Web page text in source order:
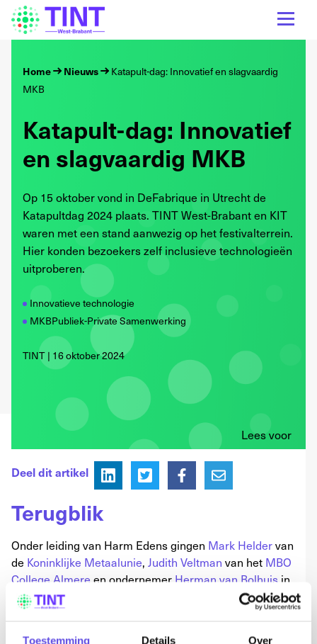
Toestemming Details Over
Home Nieuws
Katapult-dag: Innovatief en slagvaardig
MKB
Katapult-dag: Innovatief
en slagvaardig MKB
Op 15 oktober vond in DeFabrique in Utrecht de
Katapultdag 2024 plaats. TINT West-Brabant en KIT
waren met een stand aanwezig op het festivalterrein.
Hier konden bezoekers zelf inclusieve technologieën
uitproberen.
Innovatieve technologie
MKBPubliek-Private Samenwerking
TINT 16 oktober 2024
Lees voor
Deel dit artikel
Terugblik
Onder leiding van Harm Edens gingen Mark Heldervan
de Koninklijke Metaalunie, Judith Veltman van het MBO
College Almereen ondernemer Herman van Bolhuis in
gesprek over een slagvaardig en innovatief mkb!
Geïnspireerd geraakt door de aftrap konden bezoekers